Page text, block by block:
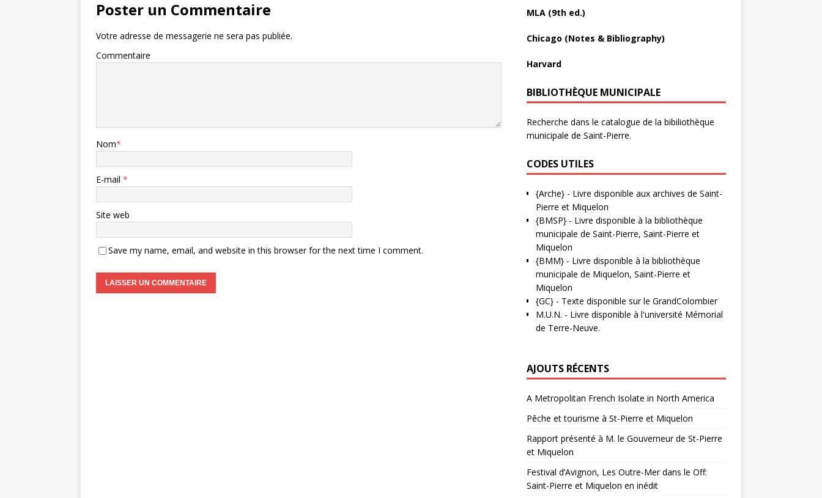
Poster un Commentaire
Votre adresse de messagerie ne sera pas publiée.
Commentaire
Nom*
E-mail *
Site web
Save my name, email, and website in this browser for the next time I comment.
MLA (9th ed.)
Chicago (Notes & Bibliography)
Harvard
BIBLIOTHÈQUE MUNICIPALE
Recherche dans le catalogue de la bibiliothèque
municipale de Saint-Pierre.
CODES UTILES
{Arche}- Livre disponible aux archives de Saint-
Pierre et Miquelon
{BMSP}- Livre disponible à la bibliothèque
municipale de Saint-Pierre, Saint-Pierre et
Miquelon
{BMM}- Livre disponible à la bibliothèque
municipale de Miquelon, Saint-Pierre et
Miquelon
{GC}- Texte disponible sur le GrandColombier
M.U.N. - Livre disponible à l'université Mémorial
de Terre-Neuve.
AJOUTS RÉCENTS
A Metropolitan French Isolate in North America
Pêche et tourisme à St-Pierre et Miquelon
Rapport présenté à M. le Gouverneur de St-Pierre
et Miquelon
Festival d’Avignon, Les Outre-Mer dans le Off:
Saint-Pierre et Miquelon en inédit